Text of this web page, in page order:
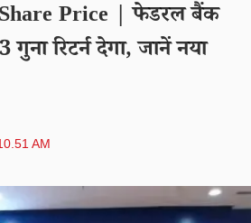
Price | फेडरल बैंक
रिटर्न देगा, जानें नया
AM